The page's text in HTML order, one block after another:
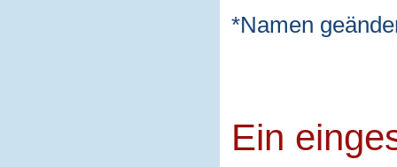
*Namen
Ein